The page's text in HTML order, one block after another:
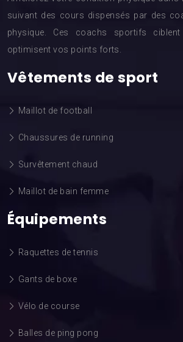
suivant des cours dispensés par des
physique. Ces coachs sportifs
optimisent vos points forts.
Vêtements de sport
Maillot de football
Chaussures de running
Survêtement chaud
Maillot de bain femme
Équipements
Raquettes de tennis
Gants de boxe
Vélo de course
Balles de ping pong